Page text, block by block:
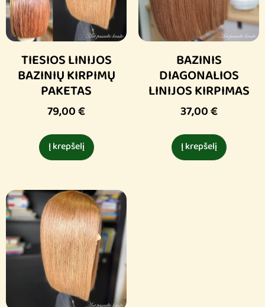
TIESIOS LINIJOS
BAZINIŲ KIRPIMŲ
PAKETAS
79,00€
Į krepšelį
BAZINIS
DIAGONALIOS
LINIJOS KIRPIMAS
37,00€
Į krepšelį